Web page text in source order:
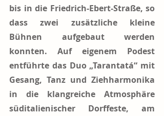
bis in die Friedrich-Ebert-Straße, so
dass zwei zusätzliche kleine
Bühnen aufgebaut werden
konnten. Auf eigenem Podest
entführte das Duo „Tarantatá“ mit
Gesang, Tanz und Ziehharmonika
in die klangreiche Atmosphäre
süditalienischer Dorffeste, am